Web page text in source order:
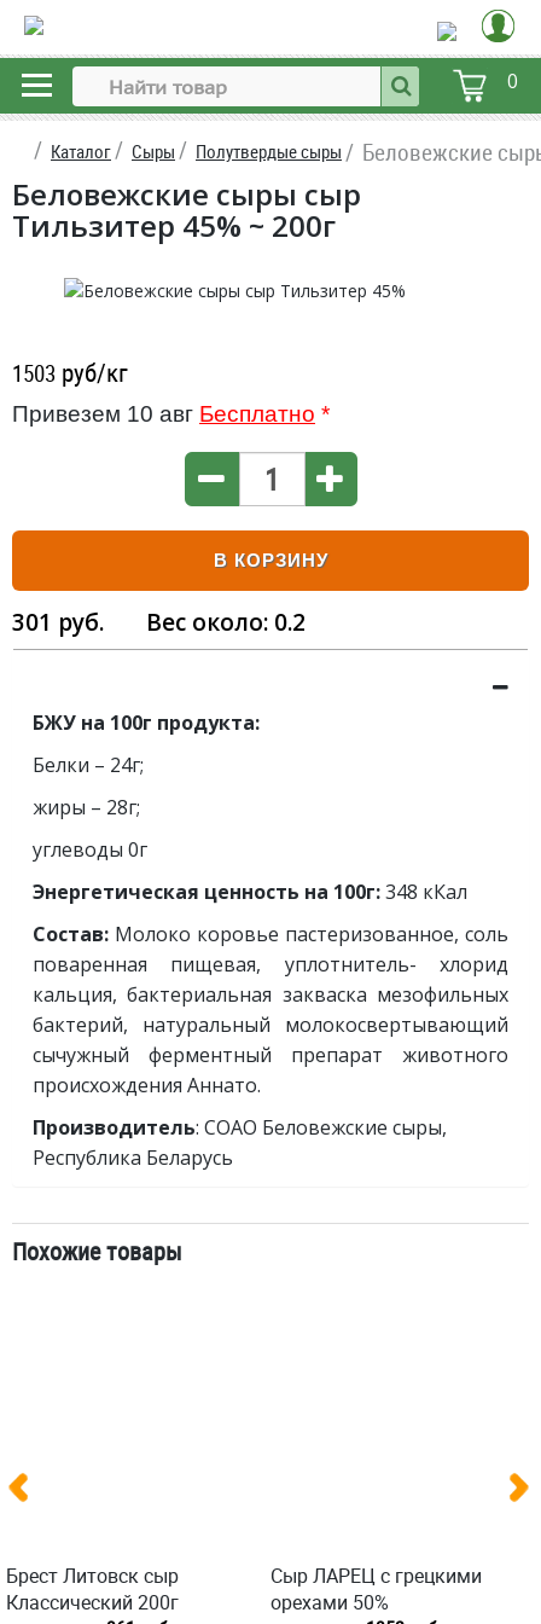
0
Каталог Сыры Полутвердые сыры Беловежские
Беловежские сыры сыр
Тильзитер 45% ~ 200г
1503 руб/кг
Привезем 10 авг Бесплатно *
В КОРЗИНУ
301 руб. Вес около: 0.2
БЖУ на 100г продукта:
Белки – 24г;
жиры – 28г;
углеводы 0г
Энергетическая ценность на 100г:348 кКал
Состав: Молоко коровье пастеризованное, соль
поваренная пищевая, уплотнитель- хлорид
кальция, бактериальная закваска мезофильных
бактерий, натуральный молокосвертывающий
сычужный ферментный препарат животного
происхождения Аннато.
Производитель: СОАО Беловежские сыры,
Республика Беларусь
Похожие товары
Брест Литовск сыр
Классический 200г
Сыр ЛАРЕЦ с грецкими
орехами 50%